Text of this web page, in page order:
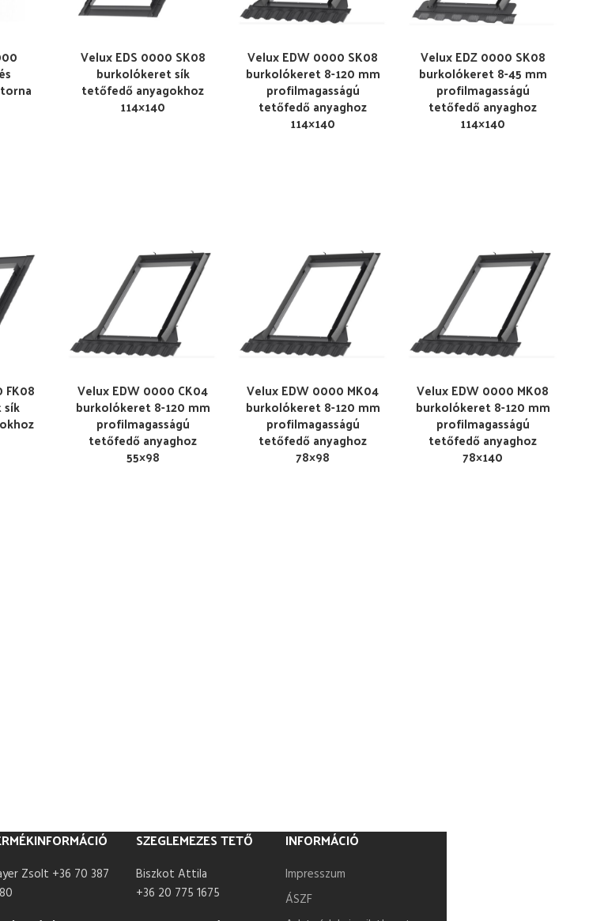
Velux EDS 0000 SK08
burkolókeret sík
tetőfedő anyagokhoz
114×140
Velux EDW 0000 SK08
burkolókeret 8-120 mm
profilmagasságú
tetőfedő anyaghoz
114×140
Velux EDZ 0000 SK08
burkolókeret 8-45 mm
profilmagasságú
tetőfedő anyaghoz
114×140
FK08 Velux EDW 0000 CK04
burkolókeret 8-120 mm
profilmagasságú
tetőfedő anyaghoz
55×98
Velux EDW 0000 MK04
burkolókeret 8-120 mm
profilmagasságú
tetőfedő anyaghoz
78×98
Velux EDW 0000 MK08
burkolókeret 8-120 mm
profilmagasságú
tetőfedő anyaghoz
78×140
Zsolt +36 70 387
SZEGLEMEZES TETŐ
Biszkot Attila
+36 20 775 1675
INFORMÁCIÓ
Impresszum
ÁSZF